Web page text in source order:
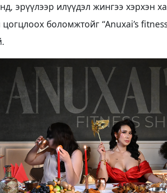
эрүүлээр илүүдэл жингээ хэрхэн
боломжтойг “Anuxai’s